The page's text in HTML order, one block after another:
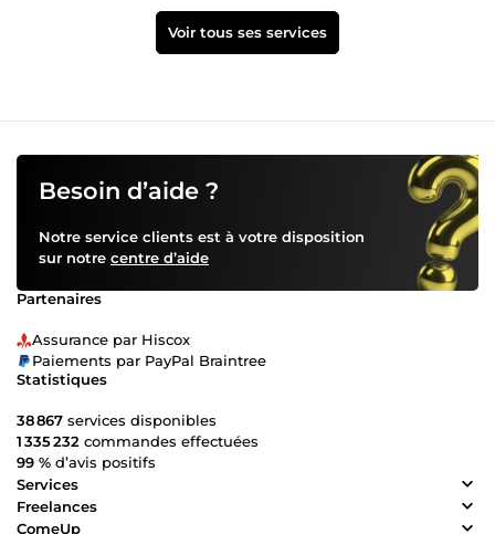
Voir tous ses services
Besoin d’aide ?
Notre service clients est à votre disposition
sur notre centre d’aide
Partenaires
Assurance par Hiscox
Paiements par PayPal Braintree
Statistiques
38 867 services disponibles
1 335 232 commandes effectuées
99 % d’avis positifs
Services
Freelances
ComeUp